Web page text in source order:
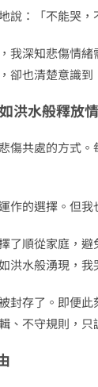
：「不能哭
我深知悲傷情
也清楚意識到
洪水般釋放
傷共處的方式
的選擇。但
了順從家庭，
水般湧現，
封存了。即便
不守規則，只